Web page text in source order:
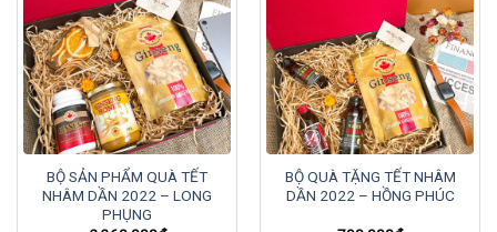
BỘ SẢN PHẨM QUÀ TẾT
NHÂM DẦN 2022 – LONG
PHỤNG
2,360,000
BỘ QUÀ TẶNG TẾT NHÂM
DẦN 2022 – HỒNG PHÚC